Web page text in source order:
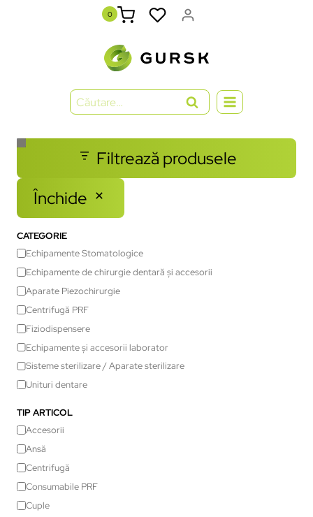
0
Filtrează produsele
Închide
CATEGORIE
Echipamente Stomatologice
Echipamente de chirurgie dentară și accesorii
Aparate Piezochirurgie
Centrifugă PRF
Fiziodispensere
Echipamente și accesorii laborator
Sisteme sterilizare / Aparate sterilizare
Unituri dentare
TIP ARTICOL
Accesorii
Ansă
Centrifugă
Consumabile PRF
Cuple